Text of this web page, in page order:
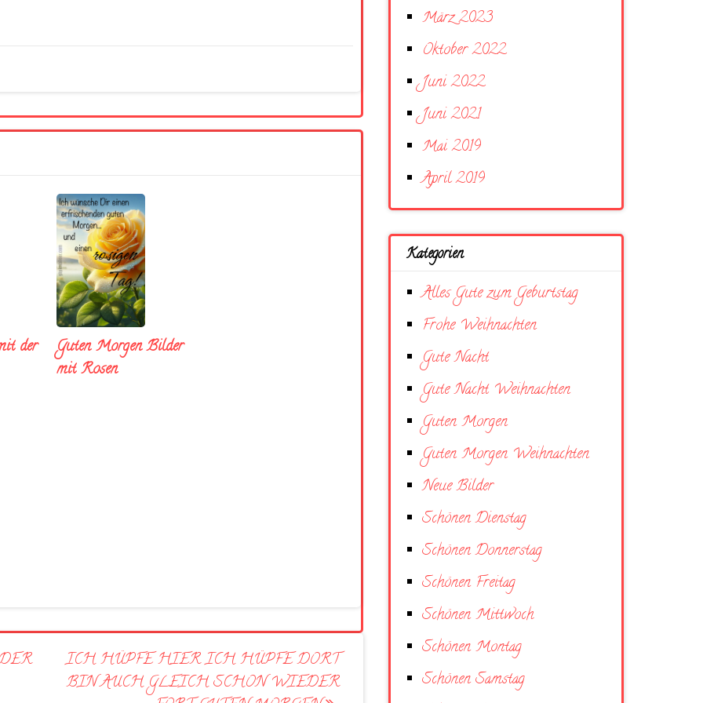
der
Guten Morgen Bilder
mit Rosen
ICH HÜPFE HIER ICH HÜPFE DORT
BIN AUCH GLEICH SCHON WIEDER
März 2023
Oktober 2022
Juni 2022
Juni 2021
Mai 2019
April 2019
Kategorien
Alles Gute zum Geburtstag
Frohe Weihnachten
Gute Nacht
Gute Nacht Weihnachten
Guten Morgen
Guten Morgen Weihnachten
Neue Bilder
Schönen Dienstag
Schönen Donnerstag
Schönen Freitag
Schönen Mittwoch
Schönen Montag
Schönen Samstag